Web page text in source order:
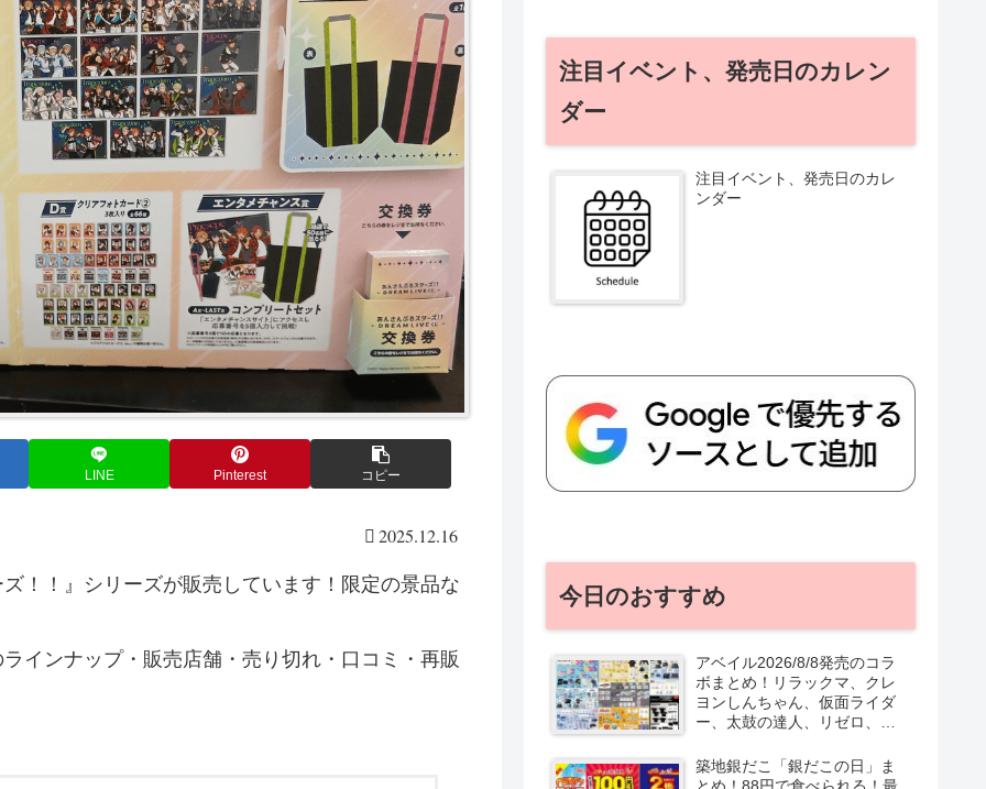
LINE Pinterest コピー
2025.12.16
！！』シリーズが販売しています！限定の景品な
インナップ・販売店舗・売り切れ・口コミ・再販
注目イベント、発売日のカレン
ダー
注目イベント、発売日のカレ
ンダー
今日のおすすめ
アベイル2026/8/8発売のコラ
ボまとめ！リラックマ、クレ
ヨンしんちゃん、仮面ライダ
ー、太鼓の達人、リゼロ、テ
口コミ、入荷数、行列、売り
切れ、整理券は？
築地銀だこ「銀だこの日」ま